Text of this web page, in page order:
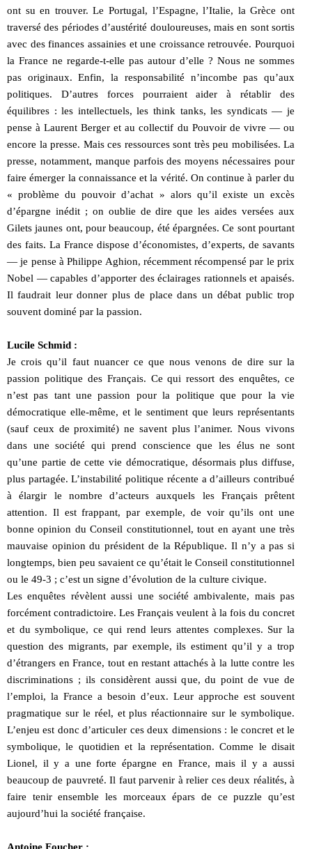
ont su en trouver. Le Portugal, l’Espagne, l’Italie, la Grèce ont
traversé des périodes d’austérité douloureuses, mais en sont sortis
avec des finances assainies et une croissance retrouvée. Pourquoi
la France ne regarde-t-elle pas autour d’elle ? Nous ne sommes
pas originaux. Enfin, la responsabilité n’incombe pas qu’aux
politiques. D’autres forces pourraient aider à rétablir des
équilibres : les intellectuels, les think tanks, les syndicats — je
pense à Laurent Berger et au collectif du Pouvoir de vivre — ou
encore la presse. Mais ces ressources sont très peu mobilisées. La
presse, notamment, manque parfois des moyens nécessaires pour
faire émerger la connaissance et la vérité. On continue à parler du
« problème du pouvoir d’achat » alors qu’il existe un excès
d’épargne inédit ; on oublie de dire que les aides versées aux
Gilets jaunes ont, pour beaucoup, été épargnées. Ce sont pourtant
des faits. La France dispose d’économistes, d’experts, de savants
— je pense à Philippe Aghion, récemment récompensé par le prix
Nobel — capables d’apporter des éclairages rationnels et apaisés.
Il faudrait leur donner plus de place dans un débat public trop
souvent dominé par la passion.
Lucile Schmid :
Je crois qu’il faut nuancer ce que nous venons de dire sur la
passion politique des Français. Ce qui ressort des enquêtes, ce
n’est pas tant une passion pour la politique que pour la vie
démocratique elle-même, et le sentiment que leurs représentants
(sauf ceux de proximité) ne savent plus l’animer. Nous vivons
dans une société qui prend conscience que les élus ne sont
qu’une partie de cette vie démocratique, désormais plus diffuse,
plus partagée. L’instabilité politique récente a d’ailleurs contribué
à élargir le nombre d’acteurs auxquels les Français prêtent
attention. Il est frappant, par exemple, de voir qu’ils ont une
bonne opinion du Conseil constitutionnel, tout en ayant une très
mauvaise opinion du président de la République. Il n’y a pas si
longtemps, bien peu savaient ce qu’était le Conseil constitutionnel
ou le 49-3 ; c’est un signe d’évolution de la culture civique.
Les enquêtes révèlent aussi une société ambivalente, mais pas
forcément contradictoire. Les Français veulent à la fois du concret
et du symbolique, ce qui rend leurs attentes complexes. Sur la
question des migrants, par exemple, ils estiment qu’il y a trop
d’étrangers en France, tout en restant attachés à la lutte contre les
discriminations ; ils considèrent aussi que, du point de vue de
l’emploi, la France a besoin d’eux. Leur approche est souvent
pragmatique sur le réel, et plus réactionnaire sur le symbolique.
L’enjeu est donc d’articuler ces deux dimensions : le concret et le
symbolique, le quotidien et la représentation. Comme le disait
Lionel, il y a une forte épargne en France, mais il y a aussi
beaucoup de pauvreté. Il faut parvenir à relier ces deux réalités, à
faire tenir ensemble les morceaux épars de ce puzzle qu’est
aujourd’hui la société française.